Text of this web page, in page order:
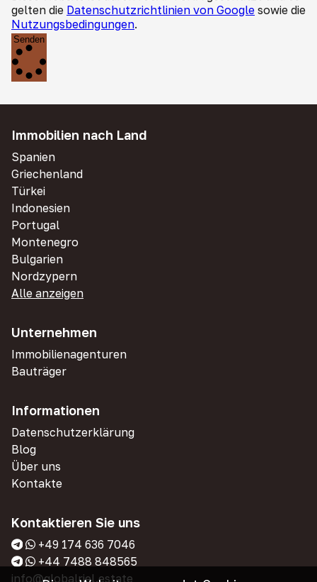
gelten die Datenschutzrichtlinien von Google sowie die
Nutzungsbedingungen.
Senden
Immobilien nach Land
Spanien
Griechenland
Türkei
Indonesien
Portugal
Montenegro
Bulgarien
Nordzypern
Alle anzeigen
Unternehmen
Immobilienagenturen
Bauträger
Informationen
Datenschutzerklärung
Blog
Über uns
Kontakte
Kontaktieren Sie uns
+49 174 636 7046
+44 7488 848565
info@globalriel.estate